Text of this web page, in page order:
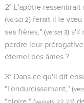
2° L'apôtre
(verset 2) ferait il le vœu
ses frères," (verset 3) s'il
perdre leur
éternel des âmes ?
3° Dans ce qu'il dit
"l'endurcissement," (
"gloire," (
)